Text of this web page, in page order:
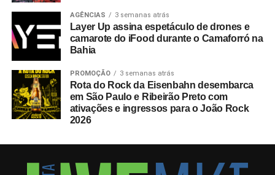
AGÊNCIAS 3 semanas atrás
Layer Up assina espetáculo de drones e
camarote do iFood durante o Camaforró na
Bahia
PROMOÇÃO 3 semanas atrás
Rota do Rock da Eisenbahn desembarca
em São Paulo e Ribeirão Preto com
ativações e ingressos para o João Rock
2026